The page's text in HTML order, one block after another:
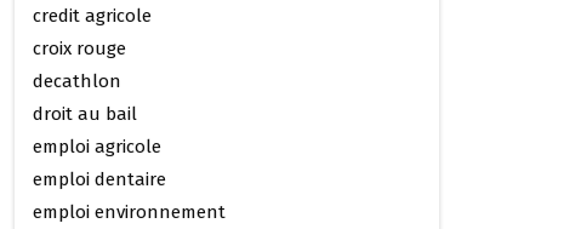
credit agricole
croix rouge
decathlon
droit au bail
emploi agricole
emploi dentaire
emploi environnement